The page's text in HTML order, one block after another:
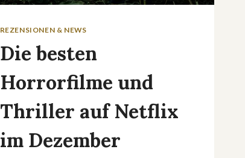
REZENSIONEN & NEWS
Die besten
Horrorfilme und
Thriller auf Netflix
im Dezember